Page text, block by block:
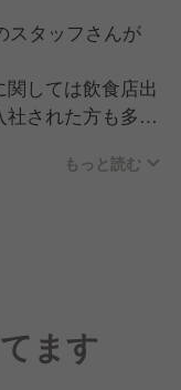
スタッフさんが
しては飲食店出
された方も多数
境の中でチーム
ーションを心が
す。
もっと読む
ます